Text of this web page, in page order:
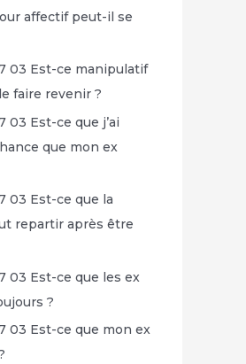
affectif peut-il se
03 Est-ce manipulatif
faire revenir ?
03 Est-ce que j’ai
que mon ex
03 Est-ce que la
repartir après être
03 Est-ce que les ex
?
03 Est-ce que mon ex